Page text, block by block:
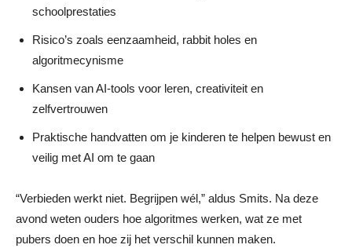
schoolprestaties
Risico’s zoals eenzaamheid, rabbit holes en
algoritmecynisme
Kansen van AI‑tools voor leren, creativiteit en
zelfvertrouwen
Praktische handvatten om je kinderen te helpen bewust en
veilig met AI om te gaan
“Verbieden werkt niet. Begrijpen wél,” aldus Smits. Na deze
avond weten ouders hoe algoritmes werken, wat ze met
pubers doen en hoe zij het verschil kunnen maken.